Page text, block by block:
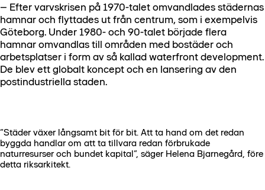
– Efter varvskrisen på 1970-talet omvandlades städernas
hamnar och flyttades ut från centrum, som i exempelvis
Göteborg. Under 1980- och 90-talet började flera
hamnar omvandlas till områden med bostäder och
arbetsplatser i form av så kallad waterfront development.
De blev ett globalt koncept och en lansering av den
postindustriella staden.
”Städer växer långsamt bit för bit. Att ta hand om det redan
byggda handlar om att ta tillvara redan förbrukade
naturresurser och bundet kapital”, säger Helena Bjarnegård, före
detta riksarkitekt.